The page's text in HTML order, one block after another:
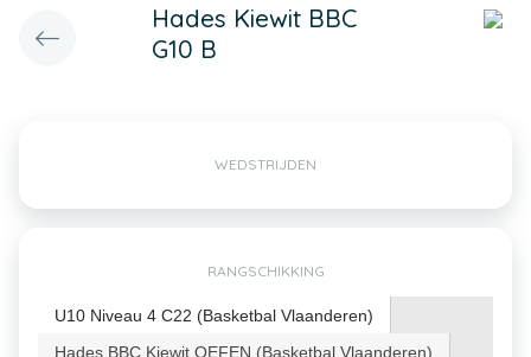
Hades Kiewit BBC
G10 B
WEDSTRIJDEN
RANGSCHIKKING
U10 Niveau 4 C22 (Basketbal Vlaanderen)
Hades BBC Kiewit OEFEN (Basketbal Vlaanderen)